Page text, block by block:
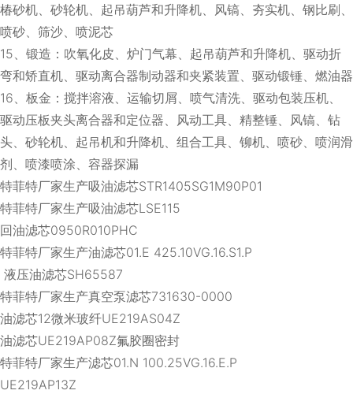
椿砂机、砂轮机、起吊葫芦和升降机、风镐、夯实机、钢比刷、
喷砂、筛沙、喷泥芯
15、锻造：吹氧化皮、炉门气幕、起吊葫芦和升降机、驱动折
弯和矫直机、驱动离合器制动器和夹紧装置、驱动锻锤、燃油器
16、板金：搅拌溶液、运输切屑、喷气清洗、驱动包装压机、
驱动压板夹头离合器和定位器、风动工具、精整锤、风镐、钻
头、砂轮机、起吊机和升降机、组合工具、铆机、喷砂、喷润滑
剂、喷漆喷涂、容器探漏
特菲特厂家生产吸油滤芯STR1405SG1M90P01
特菲特厂家生产吸油滤芯LSE115
回油滤芯0950R010PHC
特菲特厂家生产油滤芯01.E 425.10VG.16.S1.P
液压油滤芯SH65587
特菲特厂家生产真空泵滤芯731630-0000
油滤芯12微米玻纤UE219AS04Z
油滤芯UE219AP08Z氟胶圈密封
特菲特厂家生产滤芯01.N 100.25VG.16.E.P
UE219AP13Z